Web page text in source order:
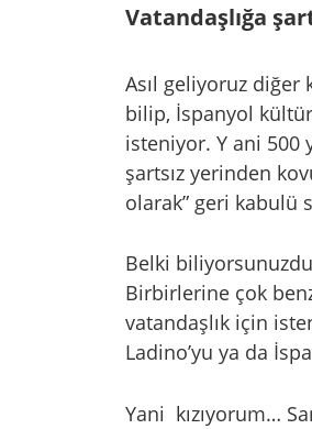
Vatandaşlığa
Asıl geliyoruz diğer
bilip, İspanyol
isteniyor. Y ani 500
şartsız yerinden
olarak” geri kabulü
Belki
Birbirlerine çok
vatandaşlık için
Ladino’yu ya da
Yani kızıyorum…